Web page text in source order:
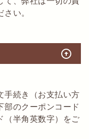
い。
arrow_circle_up
続き（お支払い方
部のクーポンコード
（半角英数字）をご